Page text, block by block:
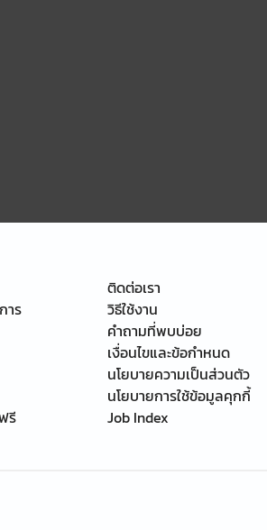
าร
รี
ติดต่อเรา
วิธีใช้งาน
คำถามที่พบบ่อย
เงื่อนไขและข้อกำหนด
นโยบายความเป็นส่วนตัว
นโยบายการใช้ข้อมูลคุกกี้
Job Index